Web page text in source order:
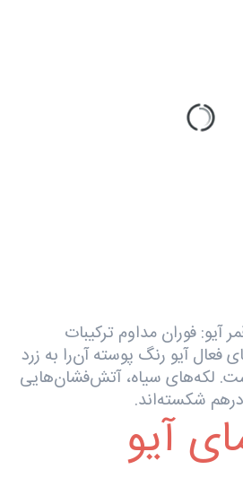
قمر آیو: فوران مداوم ترکیبات
فعال آیو رنگ پوسته آن‌را به زرد
لکه‌های سیاه، آتش‌فشان‌هایی
شکسته‌اند.
آیو